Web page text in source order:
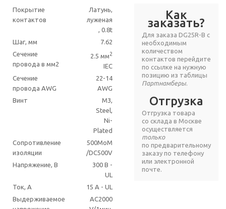
Покрытие
контактов
Латунь,
луженая
, 0.8t
Шаг, мм
7.62
Сечение
провода в мм2
2.5 мм2
IEC
Сечение
провода AWG
22-14
AWG
Винт
M3,
Steel,
Ni-
Plated
Сопротивление
изоляции
500MoM
/DC500V
Напряжение, В
300 В -
UL
Ток, А
15 A - UL
Выдерживаемое
AC2000
Как
заказать?
Для заказа DG25R-B с
необходимым
количеством
контактов перейдите
по ссылке на нужную
позицию из таблицы
Партнамберы.
Отгрузка
Отгрузка товара
со склада в Москве
осуществляется
только
по предварительному
заказу по телефону
или электронной
почте.